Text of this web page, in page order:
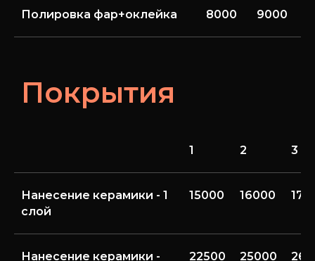
Полировка фар+оклейка 8000 9000
Покрытия
1 2 3
Нанесение керамики - 1
слой
15000 16000
Нанесение керамики -
22500 25000